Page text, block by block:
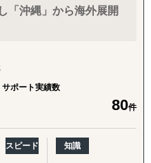
実績は1,500社を超えまし
ています。
ム・マレーシア・カンボ
・ラオス
・シンガポール・台湾・
「沖縄」から海外展開
サポート実績数
80件
スピード 知識